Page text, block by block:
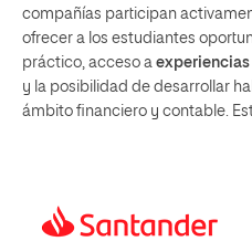
compañías participan
ofrecer a los estudiantes
práctico, acceso a
y la posibilidad de desarrollar
ámbito financiero y contable.